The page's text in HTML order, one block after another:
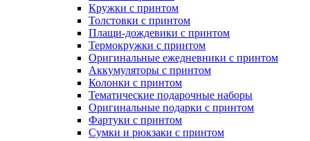
Кружки с принтом
Толстовки с принтом
Плащи-дождевики с принтом
Термокружки с принтом
Оригинальные ежедневники с принтом
Аккумуляторы с принтом
Колонки с принтом
Тематические подарочные наборы
Оригинальные подарки с принтом
Фартуки с принтом
Сумки и рюкзаки с принтом